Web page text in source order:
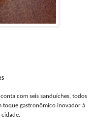
com seis sanduíches, todos
toque gastronômico inovador à